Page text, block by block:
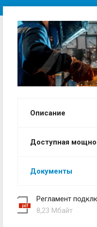
Описание
Доступная
Документы
Регламент
8,23 Мбайт